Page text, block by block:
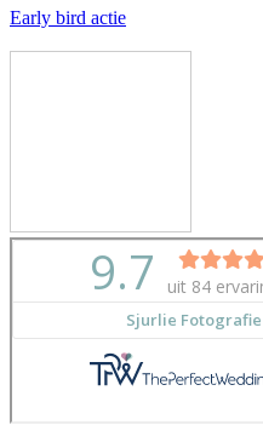
Early bird actie